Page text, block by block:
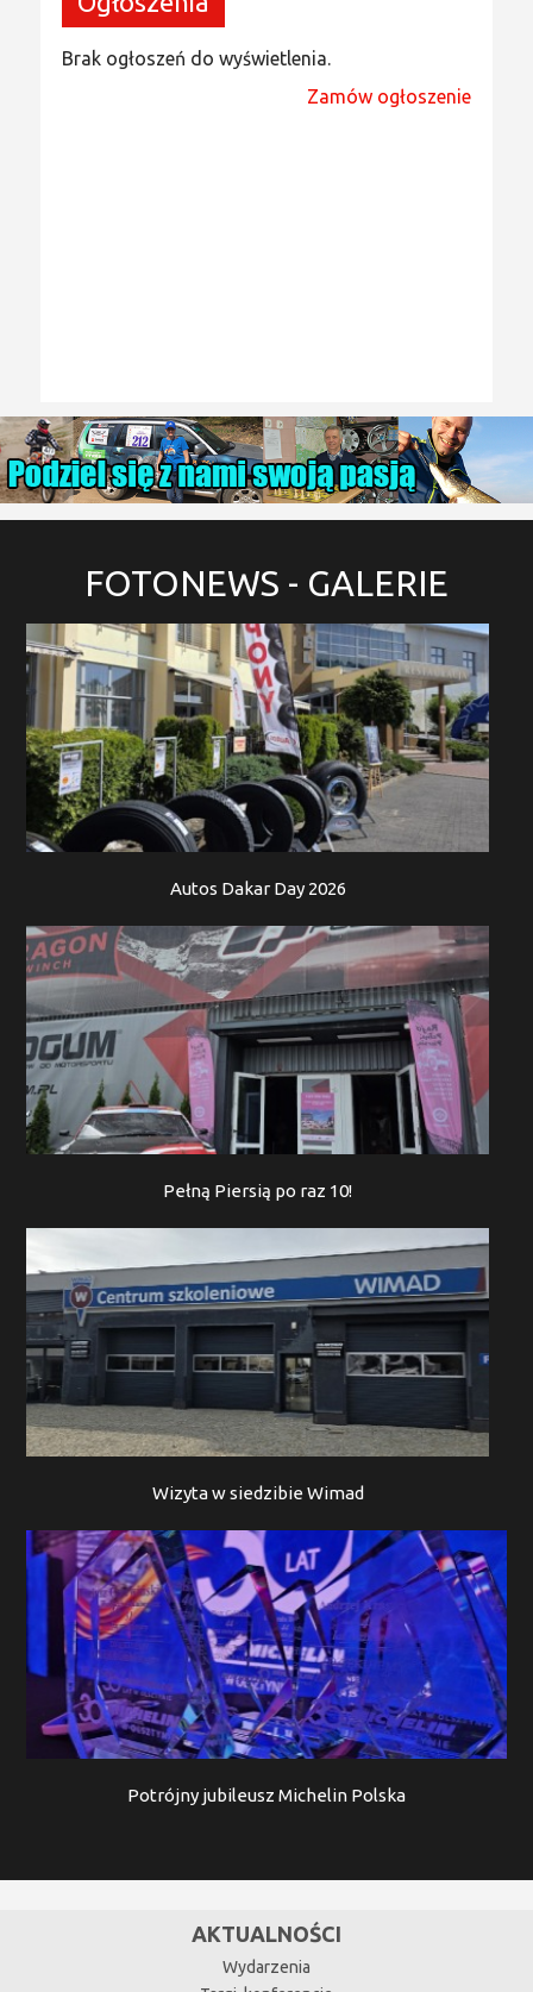
Brak ogłoszeń do wyświetlenia.
Zamów ogłoszenie
FOTONEWS - GALERIE
Autos Dakar Day 2026
Pełną Piersią po raz 10!
Wizyta w siedzibie Wimad
Potrójny jubileusz Michelin Polska
AKTUALNOŚCI
Wydarzenia